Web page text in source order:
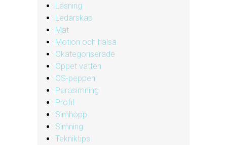
Läsning
Ledarskap
Mat
Motion och hälsa
Okategoriserade
Öppet vatten
OS-peppen
Parasimning
Profil
Simhopp
Simning
Tekniktips